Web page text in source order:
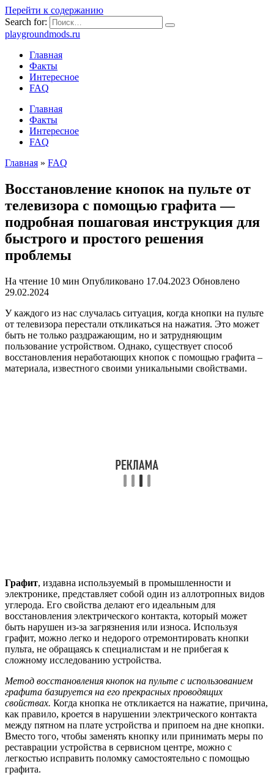
Перейти к содержанию
Search for:
playgroundmods.ru
Главная
Факты
Интересное
FAQ
Главная
Факты
Интересное
FAQ
Главная » FAQ
Восстановление кнопок на пульте от
телевизора с помощью графита —
подробная пошаговая инструкция для
быстрого и простого решения
проблемы
На чтение 10 мин Опубликовано 17.04.2023 Обновлено
29.02.2024
У каждого из нас случалась ситуация, когда кнопки на пульте
от телевизора перестали откликаться на нажатия. Это может
быть не только раздражающим, но и затрудняющим
пользование устройством. Однако, существует способ
восстановления неработающих кнопок с помощью графита –
материала, известного своими уникальными свойствами.
Графит, издавна используемый в промышленности и
электронике, представляет собой один из аллотропных видов
углерода. Его свойства делают его идеальным для
восстановления электрического контакта, который может
быть нарушен из-за загрязнения или износа. Используя
графит, можно легко и недорого отремонтировать кнопки
пульта, не обращаясь к специалистам и не прибегая к
сложному исследованию устройства.
Метод восстановления кнопок на пульте с использованием
графита базируется на его прекрасных проводящих
свойствах. Когда кнопка не откликается на нажатие, причина,
как правило, кроется в нарушении электрического контакта
между пятном на плате устройства и припоем на дне кнопки.
Вместо того, чтобы заменять кнопку или принимать меры по
реставрации устройства в сервисном центре, можно с
легкостью исправить поломку самостоятельно с помощью
графита.